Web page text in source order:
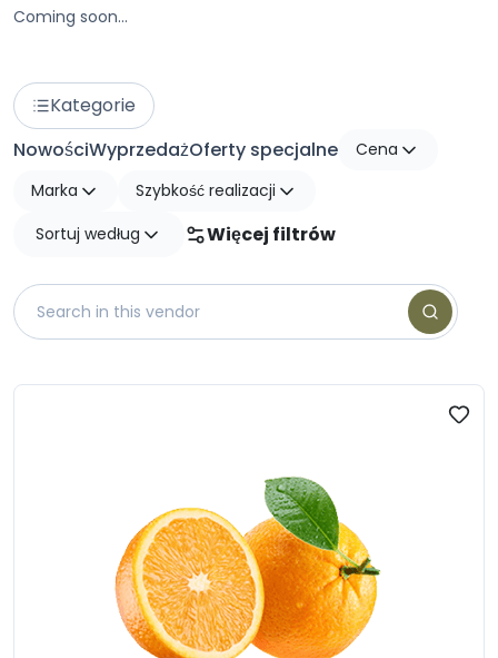
Coming soon...
Kategorie
NowościWyprzedażOferty specjalne
Cena
Marka
Szybkość realizacji
Sortuj według
Więcej filtrów